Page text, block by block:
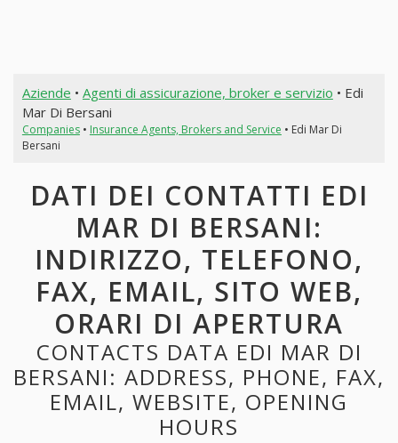
Aziende • Agenti di assicurazione, broker e servizio • Edi
Mar Di Bersani
Companies• Insurance Agents, Brokers and Service • Edi Mar Di
Bersani
DATI DEI CONTATTI EDI
MAR DI BERSANI:
INDIRIZZO, TELEFONO,
FAX, EMAIL, SITO WEB,
ORARI DI APERTURA
CONTACTS DATA EDI MAR DI
BERSANI: ADDRESS, PHONE, FAX,
EMAIL, WEBSITE, OPENING
HOURS